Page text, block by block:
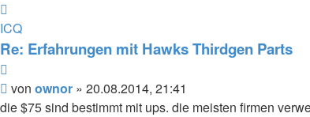
von
ownor
ICQ
Re: Erfahrungen mit Hawks Thirdgen Parts
Beitrag
von ownor » 20.08.2014, 21:41
die $75 sind bestimmt mit ups. die meisten firmen